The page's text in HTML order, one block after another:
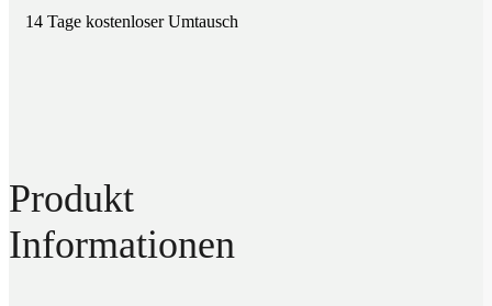
14 Tage kostenloser Umtausch
Produkt
Informationen